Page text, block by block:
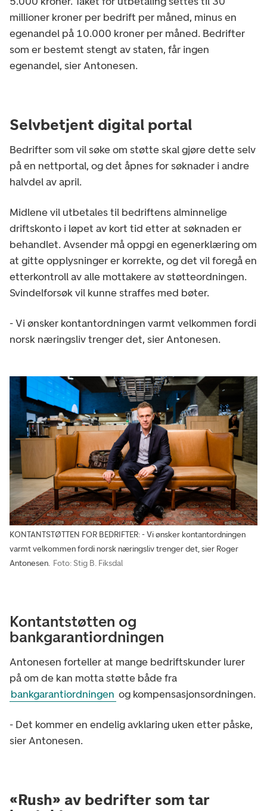
millioner kroner per bedrift per måned, minus en
egenandel på 10.000 kroner per måned. Bedrifter
som er bestemt stengt av staten, får ingen
egenandel, sier Antonesen.
Selvbetjent digital portal
Bedrifter som vil søke om støtte skal gjøre dette selv
på en nettportal, og det åpnes for søknader i andre
halvdel av april.
Midlene vil utbetales til bedriftens alminnelige
driftskonto i løpet av kort tid etter at søknaden er
behandlet. Avsender må oppgi en egenerklæring om
at gitte opplysninger er korrekte, og det vil foregå en
etterkontroll av alle mottakere av støtteordningen.
Svindelforsøk vil kunne straffes med bøter.
- Vi ønsker kontantordningen varmt velkommen fordi
norsk næringsliv trenger det, sier Antonesen.
KONTANTSTØTTEN FOR BEDRIFTER: - Vi ønsker kontantordningen
varmt velkommen fordi norsk næringsliv trenger det, sier Roger
Antonesen. Foto: Stig B. Fiksdal
Kontantstøtten og
bankgarantiordningen
Antonesen forteller at mange bedriftskunder lurer
på om de kan motta støtte både fra
bankgarantiordningen og kompensasjonsordningen.
- Det kommer en endelig avklaring uken etter påske,
sier Antonesen.
«Rush» av bedrifter som tar